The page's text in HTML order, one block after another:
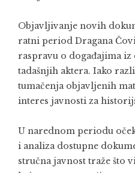
Objavljivanje novih
ratni period Dragana
raspravu o događajima
tadašnjih aktera. Iako
tumačenja objavljenih
interes javnosti za
U narednom periodu
i analiza dostupne
stručna javnost traže što